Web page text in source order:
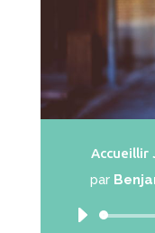
Accueillir
par